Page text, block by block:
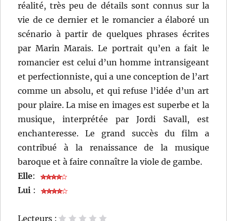
réalité, très peu de détails sont connus sur la
vie de ce dernier et le romancier a élaboré un
scénario à partir de quelques phrases écrites
par Marin Marais. Le portrait qu’en a fait le
romancier est celui d’un homme intransigeant
et perfectionniste, qui a une conception de l’art
comme un absolu, et qui refuse l’idée d’un art
pour plaire. La mise en images est superbe et la
musique, interprétée par Jordi Savall, est
enchanteresse. Le grand succès du film a
contribué à la renaissance de la musique
baroque et à faire connaître la viole de gambe.
Elle:
Lui :
Lecteurs :